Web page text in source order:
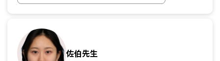
佐伯先生